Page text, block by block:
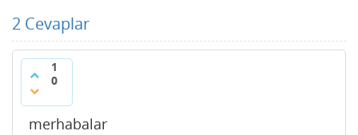
2 Cevaplar
1
0
merhabalar